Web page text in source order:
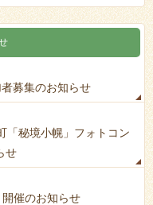
募集のお知らせ
「秘境小幌」フォトコン
せ
催のお知らせ